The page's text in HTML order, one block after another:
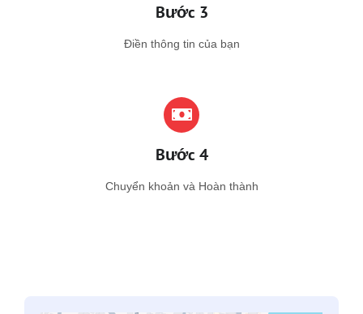
Bước 3
Điền thông tin của bạn
Bước 4
Chuyển khoản và Hoàn thành